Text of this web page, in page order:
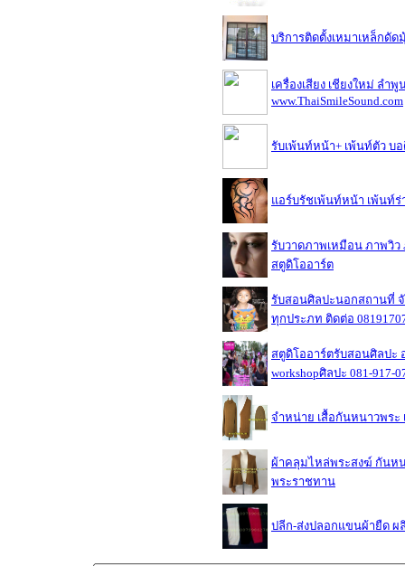
บริการติดตั้งเหมาเหล็กดัด
เครื่องเสียง เชียงใหม่ ลำพู
www.ThaiSmileSound.com
รับเพ้นท์หน้า+ เพ้นท์ตัว บ
แอร์บรัชเพ้นท์หน้า เพ้นท์
รับวาดภาพเหมือน ภาพวิ
สตูดิโออาร์ต
รับสอนศิลปะนอกสถานที่
ทุกประภท ติดต่อ
สตูดิโออาร์ตรับสอนศิลปะ
workshopศิลปะ 081-917-
จำหน่าย เสื้อกันหนาวพร
ผ้าคลุมไหล่พระสงฆ์ กันห
พระราชทาน
ปลีก-ส่งปลอกแขนผ้ายืด ผ